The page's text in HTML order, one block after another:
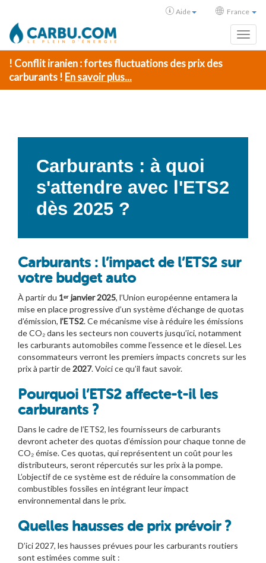
Aide France
! Conflit iranien : fortes fluctuations des prix des
carburants ! En savoir plus...
Carburants : à quoi
s'attendre avec l'ETS2
dès 2025 ?
Carburants : l’impact de l’ETS2 sur
votre budget auto
À partir du 1ᵉʳ janvier 2025, l’Union européenne entamera la
mise en place progressive d’un système d’échange de quotas
d’émission, l’ETS2. Ce mécanisme vise à réduire les émissions
de CO₂ dans les secteurs non couverts jusqu’ici, notamment
les carburants automobiles comme l’essence et le diesel. Les
consommateurs verront les premiers impacts concrets sur les
prix à partir de2027. Voici ce qu’il faut savoir.
Pourquoi l’ETS2 affecte-t-il les
carburants ?
Dans le cadre de l’ETS2, les fournisseurs de carburants
devront acheter des quotas d’émission pour chaque tonne de
CO₂ émise. Ces quotas, qui représentent un coût pour les
distributeurs, seront répercutés sur les prix à la pompe.
L’objectif de ce système est de réduire la consommation de
combustibles fossiles en intégrant leur impact
environnemental dans le prix.
Quelles hausses de prix prévoir ?
D’ici 2027, les hausses prévues pour les carburants routiers
sont estimées comme suit :